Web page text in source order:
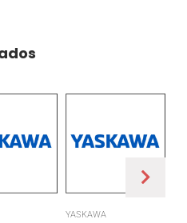
YASKAWA